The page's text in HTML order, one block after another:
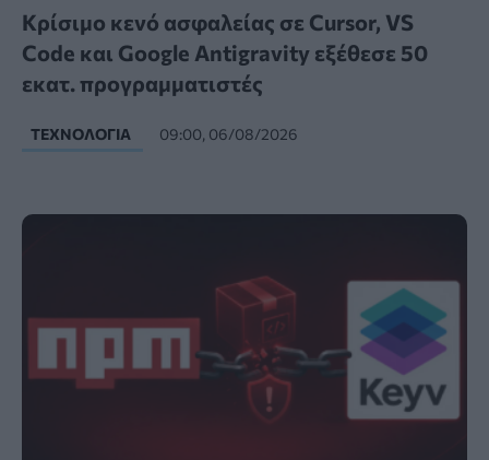
Κρίσιμο κενό ασφαλείας σε Cursor, VS
Code και Google Antigravity εξέθεσε 50
εκατ. προγραμματιστές
ΤΕΧΝΟΛΟΓΊΑ 09:00, 06/08/2026